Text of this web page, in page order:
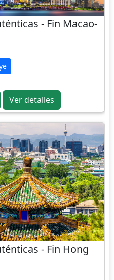
- Fin Macao-
Ver detalles
- Fin Hong